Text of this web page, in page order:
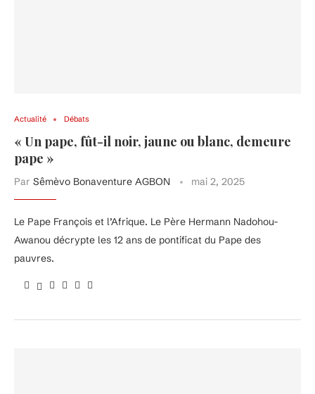
Actualité Débats
« Un pape, fût-il noir, jaune ou blanc, demeure
pape »
Par Sêmèvo Bonaventure AGBON mai 2, 2025
Le Pape François et l’Afrique. Le Père Hermann Nadohou-
Awanou décrypte les 12 ans de pontificat du Pape des
pauvres.